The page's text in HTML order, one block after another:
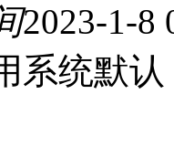
2023-1-8
系统默认